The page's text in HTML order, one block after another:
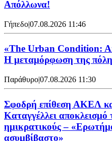
Απόλλωνα!
Γήπεδο|07.08.2026 11:46
«The Urban Condition:
Η μεταμόρφωση της
Παράθυρο|07.08.2026 11:30
Σφοδρή επίθεση ΑΚΕΛ
Καταγγέλλει αποκλεισμό
ημικρατικούς –
ασυμβίβαστο»